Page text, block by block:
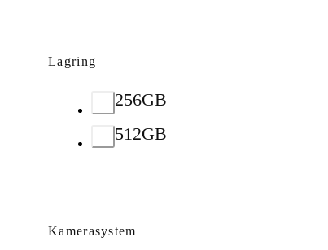
Lagring
256GB
512GB
Kamerasystem